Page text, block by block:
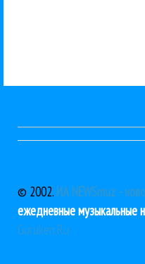
© 2002. ИА NEWSmuz -
ежедневные музыкальные
Guruken.Ru